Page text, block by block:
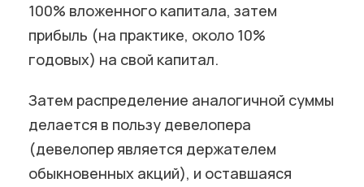
100% вложенного капитала, затем
прибыль (на практике, около 10%
годовых) на свой капитал.
Затем распределение аналогичной суммы
делается в пользу девелопера
(девелопер является держателем
обыкновенных акций), и оставшаяся